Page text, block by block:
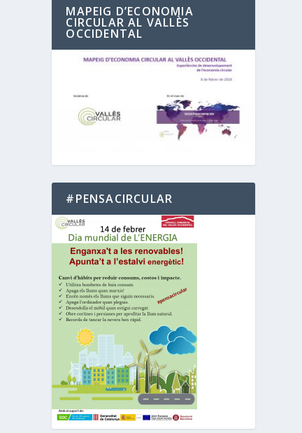
MAPEIG D’ECONOMIA
CIRCULAR AL VALLÈS
OCCIDENTAL
#PENSACIRCULAR